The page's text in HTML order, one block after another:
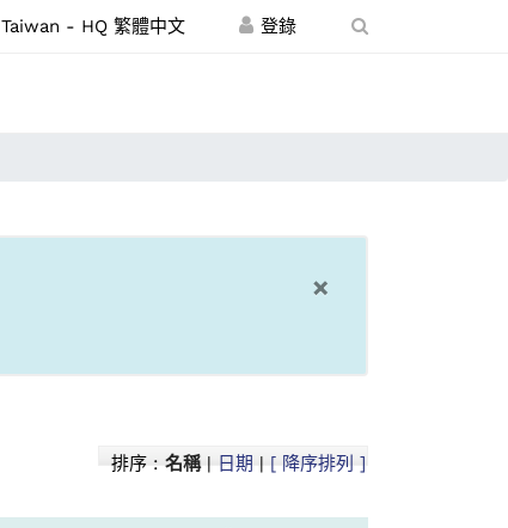
Taiwan - HQ 繁體中文
×
排序 : 名稱 | 日期 | [ 降序排列 ]